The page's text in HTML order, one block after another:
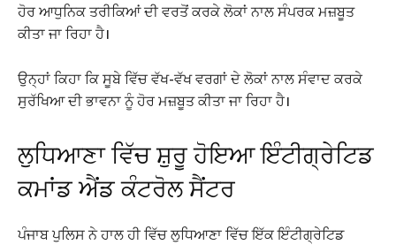
ਹੋਰ ਆਧੁਨਿਕ ਤਰੀਕਿਆਂ ਦੀ ਵਰਤੋਂ ਕਰਕੇ ਲੋਕਾਂ ਨਾਲ ਸੰਪਰਕ ਮਜ਼ਬੂਤ
ਕੀਤਾ ਜਾ ਰਿਹਾ ਹੈ।
ਉਨ੍ਹਾਂ ਕਿਹਾ ਕਿ ਸੂਬੇ ਵਿੱਚ ਵੱਖ-ਵੱਖ ਵਰਗਾਂ ਦੇ ਲੋਕਾਂ ਨਾਲ ਸੰਵਾਦ ਕਰਕੇ
ਸੁਰੱਖਿਆ ਦੀ ਭਾਵਨਾ ਨੂੰ ਹੋਰ ਮਜ਼ਬੂਤ ਕੀਤਾ ਜਾ ਰਿਹਾ ਹੈ।
ਲੁਧਿਆਣਾ ਵਿੱਚ ਸ਼ੁਰੂ ਹੋਇਆ ਇੰਟੀਗ੍ਰੇਟਿਡ
ਕਮਾਂਡ ਐਂਡ ਕੰਟਰੋਲ ਸੈਂਟਰ
ਪੰਜਾਬ ਪੁਲਿਸ ਨੇ ਹਾਲ ਹੀ ਵਿੱਚ ਲੁਧਿਆਣਾ ਵਿੱਚ ਇੱਕ ਇੰਟੀਗ੍ਰੇਟਿਡ